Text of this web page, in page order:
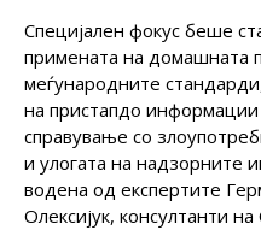
Специјален фокус беше
примената на домашната
меѓународните
на пристапдо информации
справување со
и улогата на надзорните
водена од експертите
Олексијук, консултанти